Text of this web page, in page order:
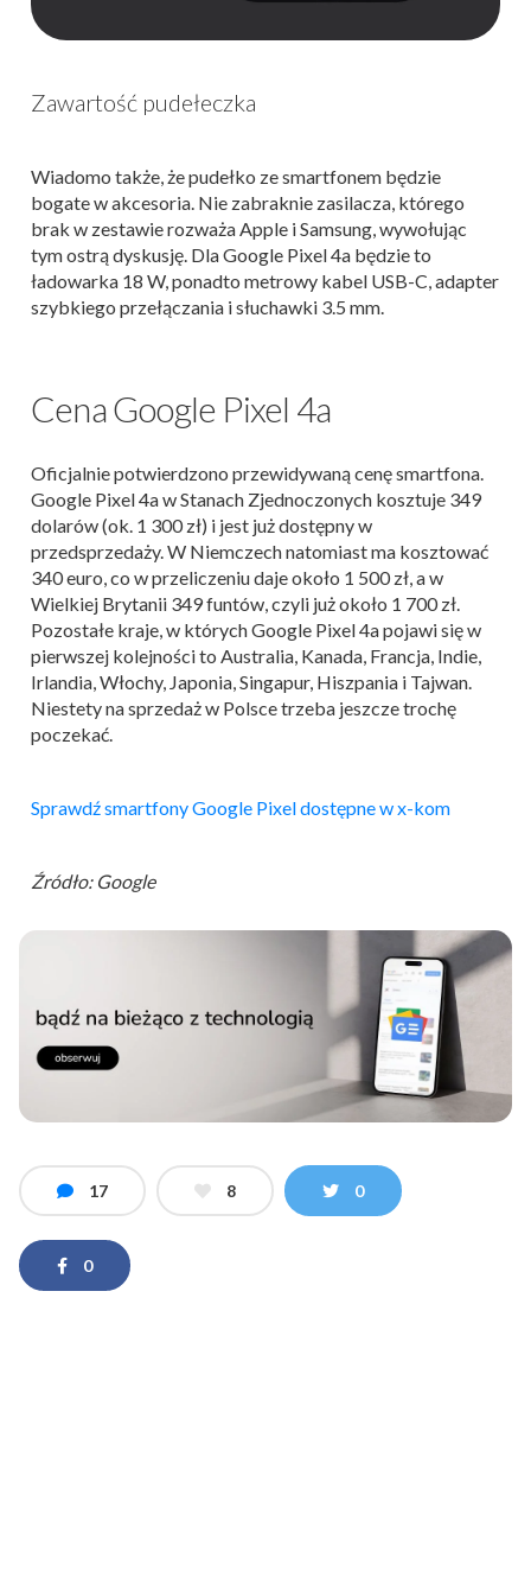
Zawartość pudełeczka
Wiadomo także, że pudełko ze smartfonem będzie
bogate w akcesoria. Nie zabraknie zasilacza, którego
brak w zestawie rozważa Apple i Samsung, wywołując
tym ostrą dyskusję. Dla Google Pixel 4a będzie to
ładowarka 18 W, ponadto metrowy kabel USB-C, adapter
szybkiego przełączania i słuchawki 3.5 mm.
Cena Google Pixel 4a
Oficjalnie potwierdzono przewidywaną cenę smartfona.
Google Pixel 4a w Stanach Zjednoczonych kosztuje 349
dolarów (ok. 1 300 zł) i jest już dostępny w
przedsprzedaży. W Niemczech natomiast ma kosztować
340 euro, co w przeliczeniu daje około 1 500 zł, a w
Wielkiej Brytanii 349 funtów, czyli już około 1 700 zł.
Pozostałe kraje, w których Google Pixel 4a pojawi się w
pierwszej kolejności to Australia, Kanada, Francja, Indie,
Irlandia, Włochy, Japonia, Singapur, Hiszpania i Tajwan.
Niestety na sprzedaż w Polsce trzeba jeszcze trochę
poczekać.
Sprawdź smartfony Google Pixel dostępne w x-kom
Źródło: Google
17 8 0
0